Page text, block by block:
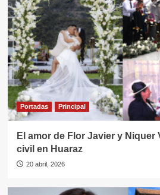
Portadas Principal
El amor de Flor Javier y Niquer
civil en Huaraz
20 abril, 2026